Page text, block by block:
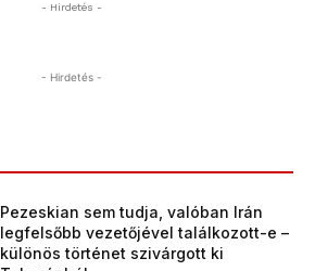
- Hirdetés -
- Hirdetés -
Pezeskian sem tudja, valóban Irán
legfelsőbb vezetőjével találkozott-e –
különös történet szivárgott ki